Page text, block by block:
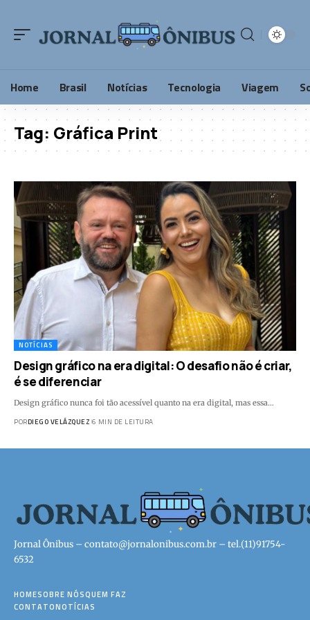
Home Brasil Notícias Tecnologia Viagem
Tag: Gráfica Print
NOTÍCIAS
Design gráfico na era digital: O desafio não é criar,
é se diferenciar
Design gráfico nunca foi tão acessível quanto na era digital, mas essa…
PORDIEGO VELÁZQUEZ 6 MIN DE LEITURA
Jornal Ônibus – contato@jornalonibus.com.br – tel.(11)91754-
6532
HOMESOBRE NÓSQUEM FAZ
CONTATONOTÍCIAS